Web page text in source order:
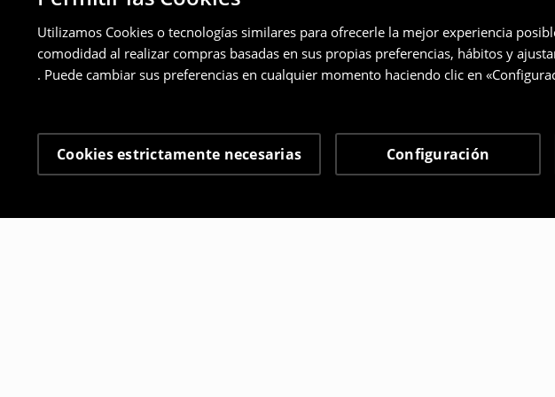
Utilizamos Cookies o tecnologías similares para ofrecerle la mejor experiencia
comodidad al realizar compras basadas en sus propias preferencias, hábitos y
. Puede cambiar sus preferencias en cualquier momento haciendo clic en
Cookies estrictamente necesarias Configuración